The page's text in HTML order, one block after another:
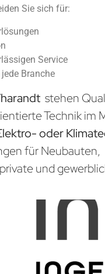
Sie sich für:
Service
Branche
stehen
Technik im
oder
für Neubauten,
und